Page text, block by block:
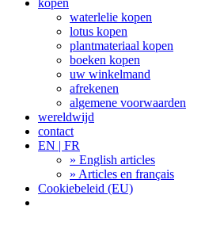
kopen
waterlelie kopen
lotus kopen
plantmateriaal kopen
boeken kopen
uw winkelmand
afrekenen
algemene voorwaarden
wereldwijd
contact
EN | FR
» English articles
» Articles en français
Cookiebeleid (EU)